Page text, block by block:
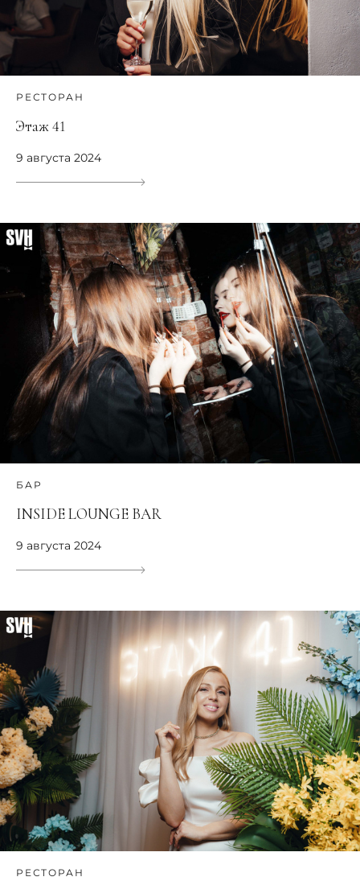
РЕСТОРАН
Этаж 41
9 августа 2024
БАР
INSIDE LOUNGE BAR
9 августа 2024
РЕСТОРАН